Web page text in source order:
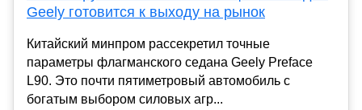
Geely готовится к выходу на рынок
Китайский минпром рассекретил точные
параметры флагманского седана Geely Preface
L90. Это почти пятиметровый автомобиль с
богатым выбором силовых агр...